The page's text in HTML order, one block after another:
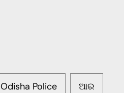
Odisha Police ଆର